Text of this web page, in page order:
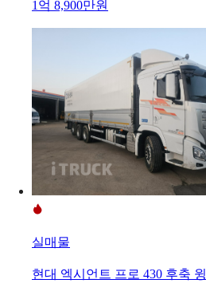
1억 8,900만원
실매물
현대 엑시언트 프로 430 후축